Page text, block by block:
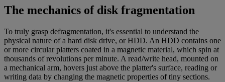
The mechanics of disk fragmentation
To truly grasp defragmentation, it's essential to understand the
physical nature of a hard disk drive, or HDD. An HDD contains one
or more circular platters coated in a magnetic material, which spin at
thousands of revolutions per minute. A read/write head, mounted on
a mechanical arm, hovers just above the platter's surface, reading or
writing data by changing the magnetic properties of tiny sections.